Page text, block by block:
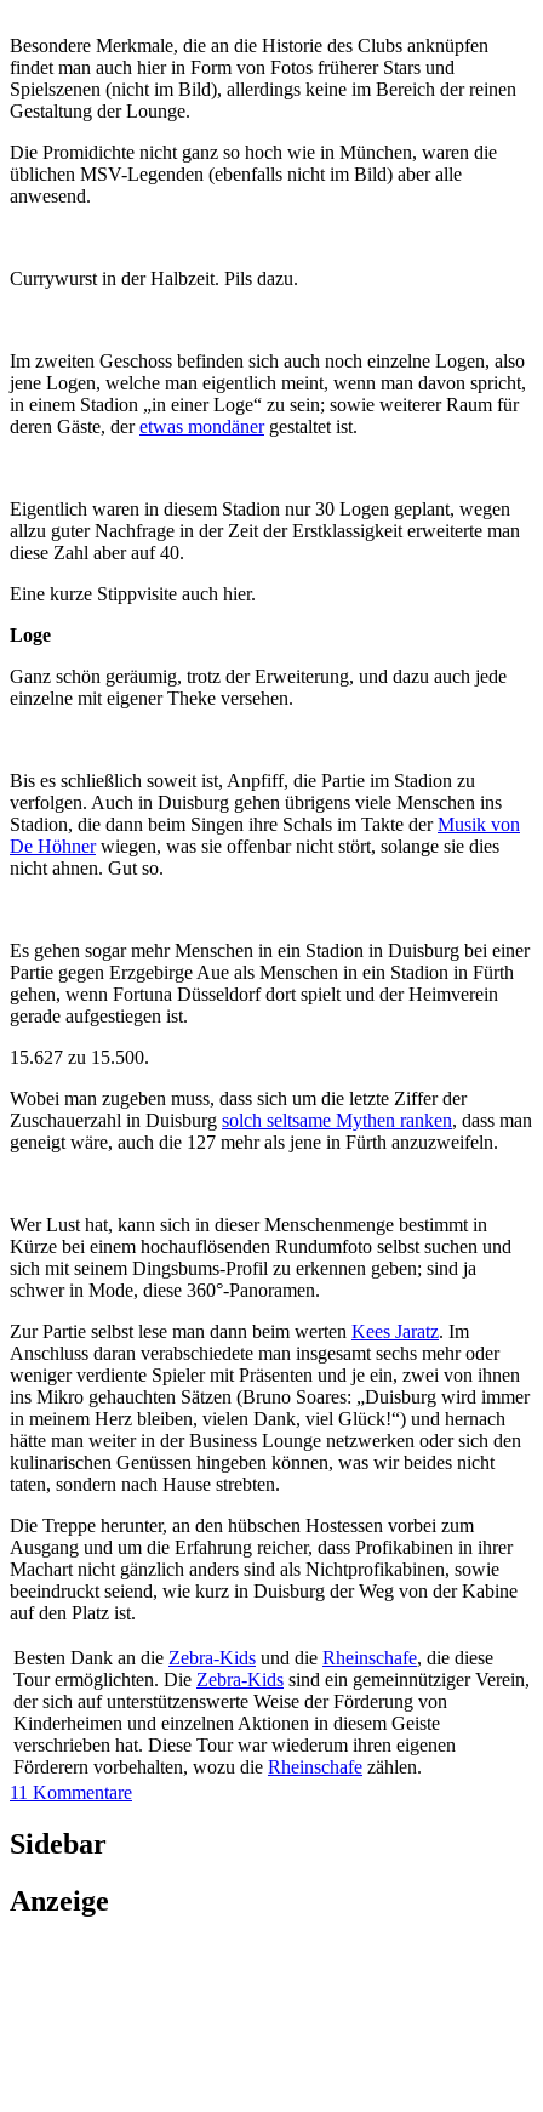
Besondere Merkmale, die an die Historie des Clubs anknüpfen
findet man auch hier in Form von Fotos früherer Stars und
Spielszenen (nicht im Bild), allerdings keine im Bereich der reinen
Gestaltung der Lounge.
Die Promidichte nicht ganz so hoch wie in München, waren die
üblichen MSV-Legenden (ebenfalls nicht im Bild) aber alle
anwesend.
Currywurst in der Halbzeit. Pils dazu.
Im zweiten Geschoss befinden sich auch noch einzelne Logen, also
jene Logen, welche man eigentlich meint, wenn man davon spricht,
in einem Stadion „in einer Loge“ zu sein; sowie weiterer Raum für
deren Gäste, deretwas mondänergestaltet ist.
Eigentlich waren in diesem Stadion nur 30 Logen geplant, wegen
allzu guter Nachfrage in der Zeit der Erstklassigkeit erweiterte man
diese Zahl aber auf 40.
Eine kurze Stippvisite auch hier.
Loge
Ganz schön geräumig, trotz der Erweiterung, und dazu auch jede
einzelne mit eigener Theke versehen.
Bis es schließlich soweit ist, Anpfiff, die Partie im Stadion zu
verfolgen. Auch in Duisburg gehen übrigens viele Menschen ins
Stadion, die dann beim Singen ihre Schals im Takte derMusik von
De Höhnerwiegen, was sie offenbar nicht stört, solange sie dies
nicht ahnen. Gut so.
Es gehen sogar mehr Menschen in ein Stadion in Duisburg bei einer
Partie gegen Erzgebirge Aue als Menschen in ein Stadion in Fürth
gehen, wenn Fortuna Düsseldorf dort spielt und der Heimverein
gerade aufgestiegen ist.
15.627 zu 15.500.
Wobei man zugeben muss, dass sich um die letzte Ziffer der
Zuschauerzahl in Duisburg solch seltsame Mythen ranken, dass man
geneigt wäre, auch die 127 mehr als jene in Fürth anzuzweifeln.
Wer Lust hat, kann sich in dieser Menschenmenge bestimmt in
Kürze bei einem hochauflösenden Rundumfoto selbst suchen und
sich mit seinem Dingsbums-Profil zu erkennen geben; sind ja
schwer in Mode, diese 360°-Panoramen.
Zur Partie selbst lese man dann beim werten Kees Jaratz. Im
Anschluss daran verabschiedete man insgesamt sechs mehr oder
weniger verdiente Spieler mit Präsenten und je ein, zwei von ihnen
ins Mikro gehauchten Sätzen (Bruno Soares: „Duisburg wird immer
in meinem Herz bleiben, vielen Dank, viel Glück!“) und hernach
hätte man weiter in der Business Lounge netzwerken oder sich den
kulinarischen Genüssen hingeben können, was wir beides nicht
taten, sondern nach Hause strebten.
Die Treppe herunter, an den hübschen Hostessen vorbei zum
Ausgang und um die Erfahrung reicher, dass Profikabinen in ihrer
Machart nicht gänzlich anders sind als Nichtprofikabinen, sowie
beeindruckt seiend, wie kurz in Duisburg der Weg von der Kabine
auf den Platz ist.
Besten Dank an die Zebra-Kids und die Rheinschafe, die diese
Tour ermöglichten. Die Zebra-Kids sind ein gemeinnütziger Verein,
der sich auf unterstützenswerte Weise der Förderung von
Kinderheimen und einzelnen Aktionen in diesem Geiste
verschrieben hat. Diese Tour war wiederum ihren eigenen
Förderern vorbehalten, wozu die Rheinschafe zählen.
11 Kommentare
Sidebar
Anzeige